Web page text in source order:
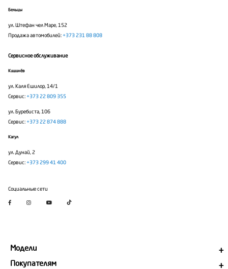
Модели
Покупателям
Бельцы
ул. Штефан чел Маре, 152
Продажа автомобилей:+373 231 88 808
Сервисное обслуживание
Кишинёв
ул. Каля Ешилор, 14/1
Сервис:+373 22 809 355
ул. Буребиста, 106
Сервис:+373 22 874 888
Кагул
ул. Дунай, 2
Сервис:+373 299 41 400
Социальные сети